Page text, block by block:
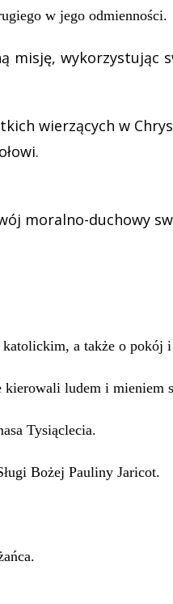
w jego odmienności.
misję, wykorzystując
wierzących w
.
moralno-duchowy
a także o pokój
kierowali ludem i mieniem
Tysiąclecia.
Bożej Pauliny Jaricot.